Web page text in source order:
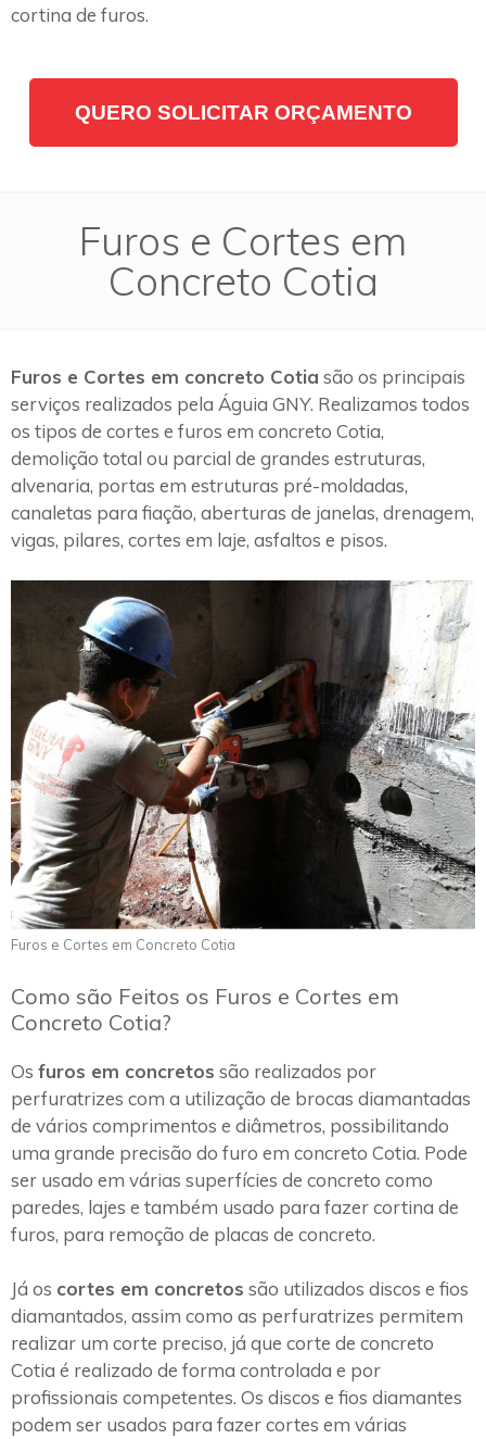
cortina de furos.
QUERO SOLICITAR ORÇAMENTO
Furos e Cortes em
Concreto Cotia
Furos e Cortes em concreto Cotia são os principais
serviços realizados pela Águia GNY. Realizamos todos
os tipos de cortes e furos em concreto Cotia,
demolição total ou parcial de grandes estruturas,
alvenaria, portas em estruturas pré-moldadas,
canaletas para fiação, aberturas de janelas, drenagem,
vigas, pilares, cortes em laje, asfaltos e pisos.
Furos e Cortes em Concreto Cotia
Como são Feitos os Furos e Cortes em
Concreto Cotia?
Os furos em concretos são realizados por
perfuratrizes com a utilização de brocas diamantadas
de vários comprimentos e diâmetros, possibilitando
uma grande precisão do furo em concreto Cotia. Pode
ser usado em várias superfícies de concreto como
paredes, lajes e também usado para fazer cortina de
furos, para remoção de placas de concreto.
Já os cortes em concretos são utilizados discos e fios
diamantados, assim como as perfuratrizes permitem
realizar um corte preciso, já que corte de concreto
Cotia é realizado de forma controlada e por
profissionais competentes. Os discos e fios diamantes
podem ser usados para fazer cortes em várias